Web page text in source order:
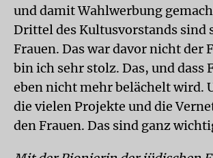
und damit Wahlwerbung
Drittel des Kultusvorstands sind
Frauen. Das war davor nicht der
bin ich sehr stolz. Das, und dass
eben nicht mehr belächelt wird.
die vielen Projekte und die
den Frauen. Das sind ganz